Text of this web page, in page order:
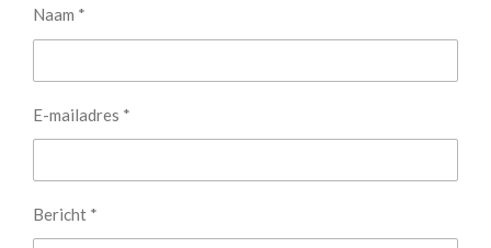
Naam *
E-mailadres *
Bericht *